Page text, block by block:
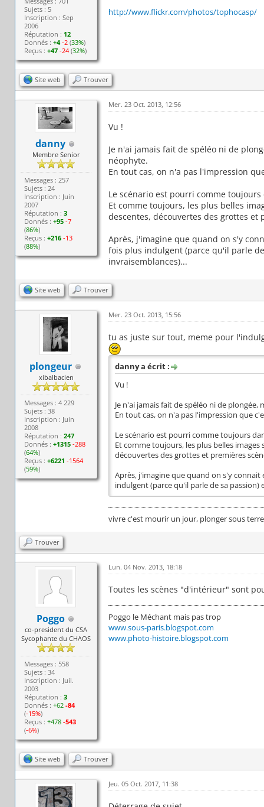
Sujets : 5
Inscription : Sep
2006
Réputation : 12
Donnés :+4 -2 (33%)
Reçus :+47 -24 (32%)
http://www.flickr.com/photos/tophocasp/
Site web Trouver
danny
Membre Senior
Messages : 257
Sujets : 24
Inscription : Juin
2007
Réputation :3
Donnés :+95 -7
(86%)
Reçus :+216 -13
(88%)
Mer. 23 Oct. 2013, 12:56
Vu !
Je n'ai jamais fait de spéléo ni de
néophyte.
En tout cas, on n'a pas l'impression
Le scénario est pourri comme
Et comme toujours, les plus belles
descentes, découvertes des grottes et
Après, j'imagine que quand on s'y
fois plus indulgent (parce qu'il parle
invraisemblances)...
Site web Trouver
plongeur
xibalbacien
Messages : 4 229
Sujets : 38
Inscription : Juin
2008
Réputation :247
Donnés :+1315 -288
(64%)
Reçus :+6221 -1564
(59%)
Mer. 23 Oct. 2013, 15:56
tu as juste sur tout, meme pour
danny a écrit :
Vu !
Je n'ai jamais fait de spéléo ni de
En tout cas, on n'a pas l'impression que
Le scénario est pourri comme toujours
Et comme toujours, les plus belles
découvertes des grottes et premières
Après, j'imagine que quand on s'y
indulgent (parce qu'il parle de sa
vivre c'est mourir un jour, plonger sous
Trouver
Poggo
co-president du CSA
Sycophante du CHAOS
Messages : 558
Sujets : 34
Inscription : Juil.
2003
Réputation :3
Donnés :+62 -84
(-15%)
Reçus :+478 -543
(-6%)
Lun. 04 Nov. 2013, 18:18
Toutes les scènes "d'intérieur" sont
Poggo le Méchant mais pas trop
www.sous-paris.blogspot.com
www.photo-histoire.blogspot.com
Site web Trouver
Jeu. 05 Oct. 2017, 11:38